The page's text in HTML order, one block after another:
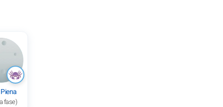
fase)